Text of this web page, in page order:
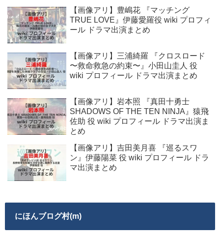
【画像アリ】豊嶋花 『マッチング
TRUE LOVE』伊藤愛羅役 wiki プロフィ
ール ドラマ出演まとめ
【画像アリ】三浦綺羅 『クロスロード
〜救命救急の約束〜』小田山圭人 役
wiki プロフィール ドラマ出演まとめ
【画像アリ】岩本照 『真田十勇士
SHADOWS OF THE TEN NINJA』猿飛
佐助 役 wiki プロフィール ドラマ出演ま
とめ
【画像アリ】吉田美月喜 『巡るスワ
ン』伊藤陽菜 役 wiki プロフィール ドラ
マ出演まとめ
にほんブログ村(m)